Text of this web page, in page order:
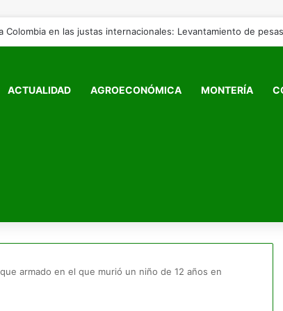
ACTUALIDAD AGROECONÓMICA MONTERÍA
armado en el que murió un niño de 12 años en